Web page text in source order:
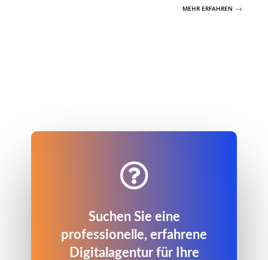
MEHR ERFAHREN $

Suchen Sie eine
professionelle, erfahrene
Digitalagentur für Ihre